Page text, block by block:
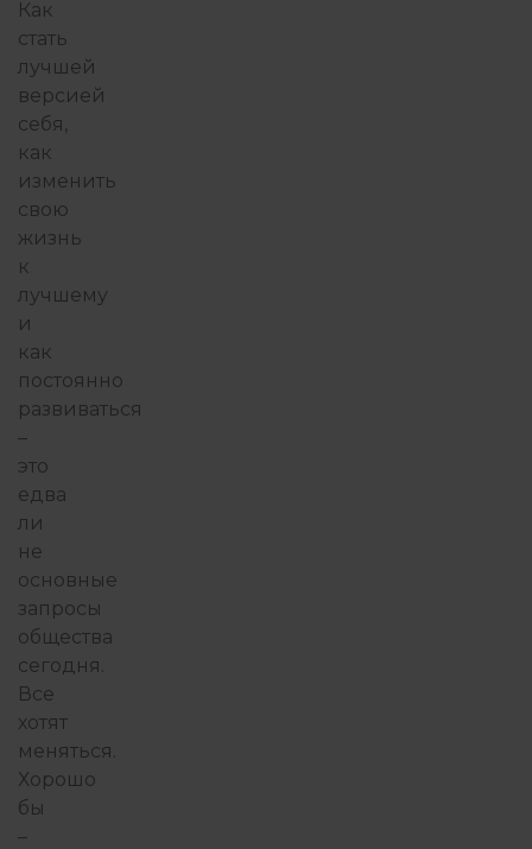
Как
стать
лучшей
версией
себя,
как
изменить
свою
жизнь
к
лучшему
и
как
постоянно
развиваться
–
это
едва
ли
не
основные
запросы
общества
сегодня.
Все
хотят
меняться.
Хорошо
бы
–
СТРАХИ